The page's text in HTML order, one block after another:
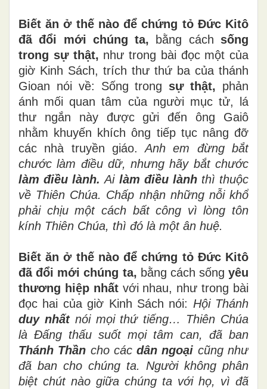
Biết ăn ở thế nào để chứng tỏ Đức Kitô
đã đổi mới chúng ta, bằng cách sống
trong sự thật, như trong bài đọc một của
giờ Kinh Sách, trích thư thứ ba của thánh
Gioan nói về: Sống trong sự thật, phản
ánh mối quan tâm của người mục tử, lá
thư ngắn này được gửi đến ông Gaiô
nhằm khuyến khích ông tiếp tục nâng đỡ
các nhà truyền giáo.Anh em đừng bắt
chước làm điều dữ, nhưng hãy bắt chước
làm điều lành.Ai làm điều lànhthì thuộc
về Thiên Chúa. Chấp nhận những nỗi khổ
phải chịu một cách bất công vì lòng tôn
kính Thiên Chúa, thì đó là một ân huệ.
Biết ăn ở thế nào để chứng tỏ Đức Kitô
đã đổi mới chúng ta, bằng cách sống yêu
thương hiệp nhấtvới nhau, như trong bài
đọc hai của giờ Kinh Sách nói: Hội Thánh
duy nhấtnói mọi thứ tiếng… Thiên Chúa
là Đấng thấu suốt mọi tâm can, đã ban
Thánh Thần cho cácdân ngoại cũng như
đã ban cho chúng ta. Người không phân
biệt chút nào giữa chúng ta với họ, vì đã